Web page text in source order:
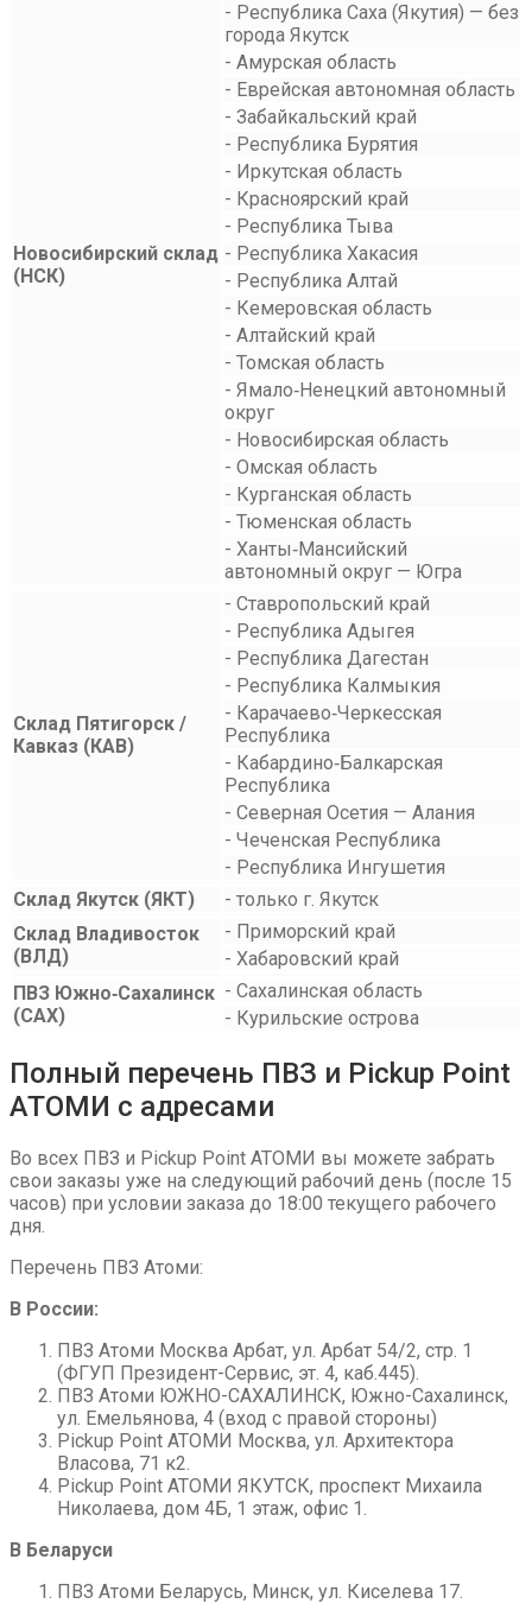
Новосибирский склад
(НСК)
- Республика Саха (Якутия) — без
города Якутск
- Амурская область
- Еврейская автономная область
- Забайкальский край
- Республика Бурятия
- Иркутская область
- Красноярский край
- Республика Тыва
- Республика Хакасия
- Республика Алтай
- Кемеровская область
- Алтайский край
- Томская область
- Ямало‑Ненецкий автономный
округ
- Новосибирская область
- Омская область
- Курганская область
- Тюменская область
- Ханты‑Мансийский
автономный округ — Югра
Склад Пятигорск /
Кавказ (КАВ)
- Ставропольский край
- Республика Адыгея
- Республика Дагестан
- Республика Калмыкия
- Карачаево‑Черкесская
Республика
- Кабардино‑Балкарская
Республика
- Северная Осетия — Алания
- Чеченская Республика
- Республика Ингушетия
Склад Якутск (ЯКТ)
- только г. Якутск
Склад Владивосток
(ВЛД)
- Приморский край
- Хабаровский край
ПВЗ Южно‑Сахалинск
(САХ)
- Сахалинская область
- Курильские острова
Полный перечень ПВЗ и Pickup Point
АТОМИ с адресами
Во всех ПВЗ и Pickup Point АТОМИ вы можете забрать
свои заказы уже на следующий рабочий день (после 15
часов) при условии заказа до 18:00 текущего рабочего
дня.
Перечень ПВЗ Атоми:
В России:
ПВЗ Атоми Москва Арбат, ул. Арбат 54/2, стр. 1
(ФГУП Президент-Сервис, эт. 4, каб.445).
ПВЗ Атоми ЮЖНО-САХАЛИНСК, Южно-Сахалинск,
ул. Емельянова, 4 (вход с правой стороны)
Pickup Point АТОМИ Москва, ул. Архитектора
Власова, 71 к2.
Pickup Point АТОМИ ЯКУТСК, проспект Михаила
Николаева, дом 4Б, 1 этаж, офис 1.
В Беларуси
ПВЗ Атоми Беларусь, Минск, ул. Киселева 17.